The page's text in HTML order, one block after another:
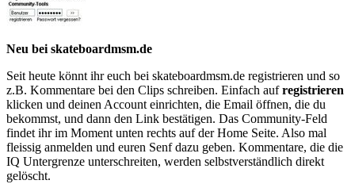
Neu bei skateboardmsm.de
Seit heute könnt ihr euch bei skateboardmsm.de registrieren und so
z.B. Kommentare bei den Clips schreiben. Einfach aufregistrieren
klicken und deinen Account einrichten, die Email öffnen, die du
bekommst, und dann den Link bestätigen. Das Community-Feld
findet ihr im Moment unten rechts auf der Home Seite. Also mal
fleissig anmelden und euren Senf dazu geben. Kommentare, die die
IQ Untergrenze unterschreiten, werden selbstverständlich direkt
gelöscht.